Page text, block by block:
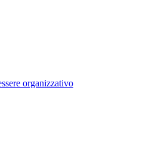
organizzativo